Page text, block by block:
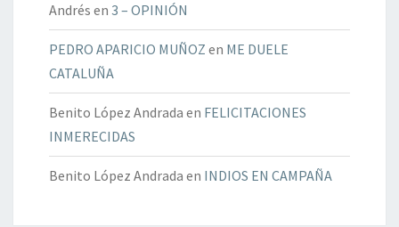
Andrés en 3 – OPINIÓN
PEDRO APARICIO MUÑOZ en ME DUELE
CATALUÑA
Benito López Andrada en FELICITACIONES
INMERECIDAS
Benito López Andrada en INDIOS EN CAMPAÑA